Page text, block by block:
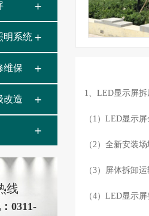
明系统
维保
改造
线
0311-
1、LED显示屏
（1）LED显示
（2）全新安装
（3）屏体拆卸
（4）LED显示